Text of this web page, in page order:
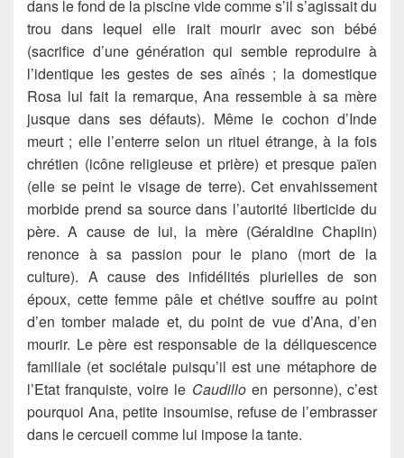
dans le fond de la piscine vide comme s’il s’agissait du
trou dans lequel elle irait mourir avec son bébé
(sacrifice d’une génération qui semble reproduire à
l’identique les gestes de ses aînés ; la domestique
Rosa lui fait la remarque, Ana ressemble à sa mère
jusque dans ses défauts). Même le cochon d’Inde
meurt ; elle l’enterre selon un rituel étrange, à la fois
chrétien (icône religieuse et prière) et presque païen
(elle se peint le visage de terre). Cet envahissement
morbide prend sa source dans l’autorité liberticide du
père. A cause de lui, la mère (Géraldine Chaplin)
renonce à sa passion pour le piano (mort de la
culture). A cause des infidélités plurielles de son
époux, cette femme pâle et chétive souffre au point
d’en tomber malade et, du point de vue d’Ana, d’en
mourir. Le père est responsable de la déliquescence
familiale (et sociétale puisqu’il est une métaphore de
l’Etat franquiste, voire le Caudilloen personne), c’est
pourquoi Ana, petite insoumise, refuse de l’embrasser
dans le cercueil comme lui impose la tante.